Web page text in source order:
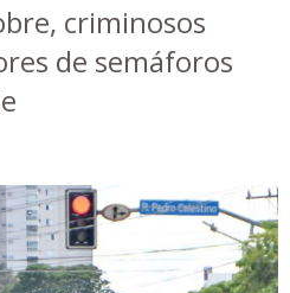
criminosos
de semáforos